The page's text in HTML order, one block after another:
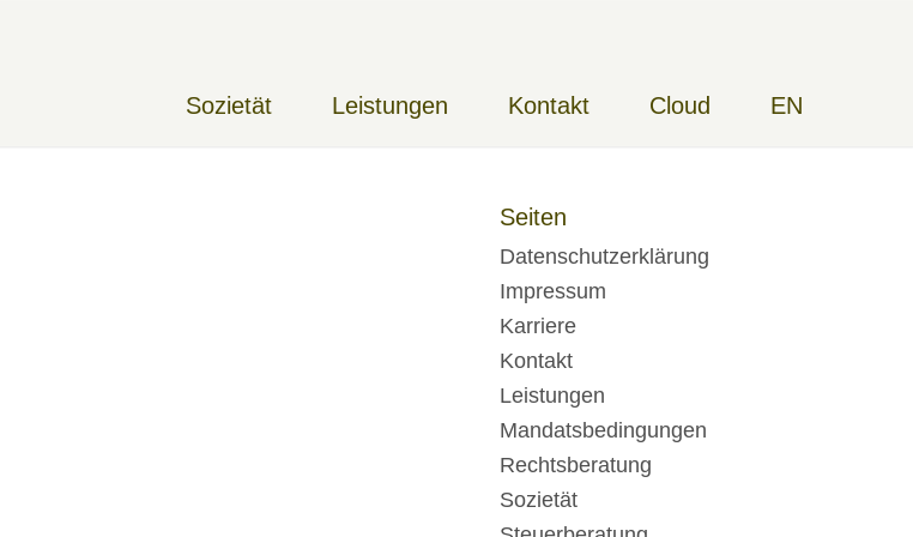
Sozietät Leistungen Kontakt Cloud EN
Seiten
Datenschutzerklärung
Impressum
Karriere
Kontakt
Leistungen
Mandatsbedingungen
Rechtsberatung
Sozietät